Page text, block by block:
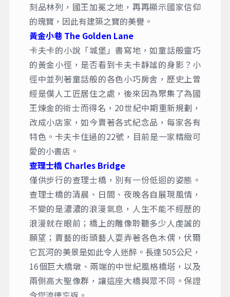
刻品林列，國王加冕之地，再再顯示國家信仰
的瑰寶，因此有建築之寶的美譽。
黃金小巷 The Golden Lane
卡夫卡的小說「城堡」書寫地，如童話般靈巧
的黃金小徑，是否看到卡夫卡靜謐的身影？小
徑中並列著童話般的各色小巧房舍，歷史上曾
經是僕人工匠居住之處，後來因為聚集了為國
王煉金的術士而得名，20世紀中期重新規劃，
改成小店家，如今賣著各式紀念品，每家各有
特色。卡夫卡住過的22號，目前是一家精緻可
愛的小書店。
查理士橋 Charles Bridge
僅供步行的查理士橋，別有一份低迴的姿態。
查理士橋的清晨、日間、夜晚各自展現風情，
不變的是濃濃的浪漫氣息，人生不能不經歷的
浪漫就在眼前；橋上的雕像聆聽多少人虔誠的
願望；賣藝的街頭藝人耍弄著各色木偶，伏爾
它瓦河的美景是如此令人迷醉。長達505公尺，
16個巨大橋墩、兩端的中世紀風格橋塔，以及
兩側高大聖像群，讓這座大橋與眾不同。保證